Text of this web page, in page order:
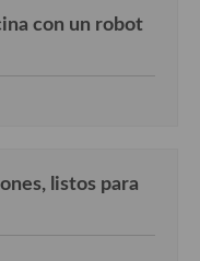
con un robot
listos para